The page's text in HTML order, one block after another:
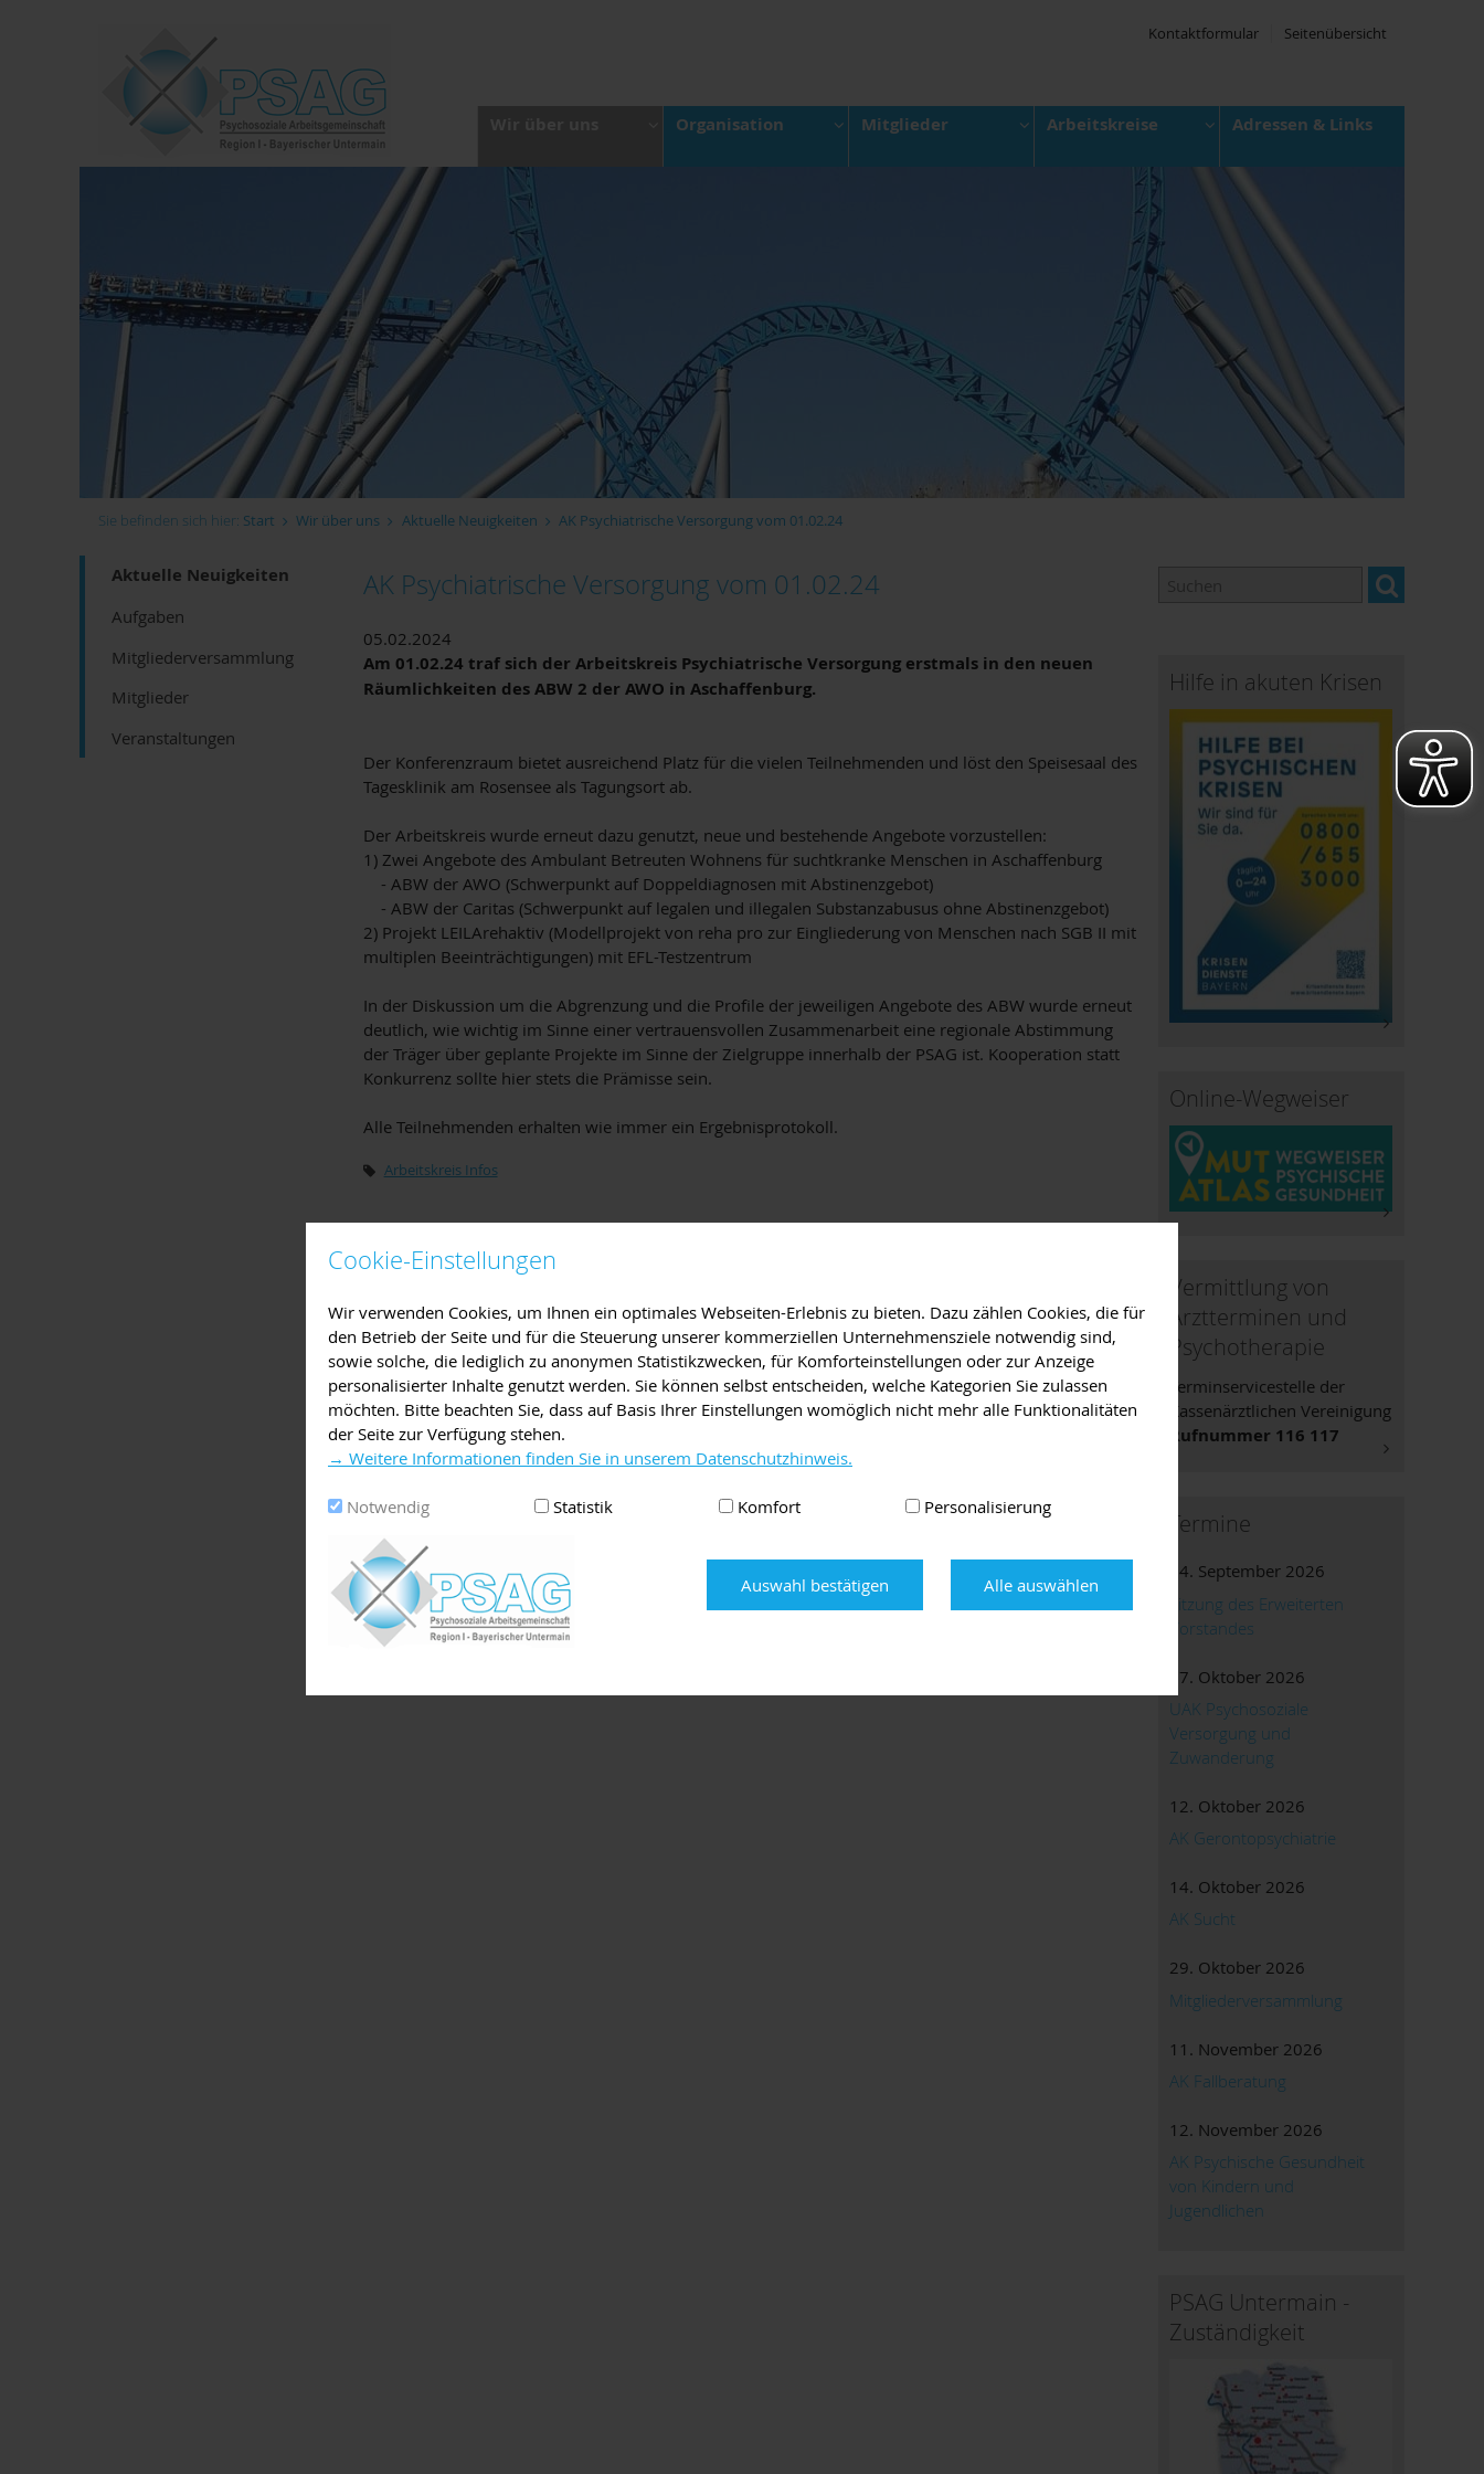
Cookie-Einstellungen
Wir verwenden Cookies, um Ihnen ein optimales Webseiten-Erlebnis zu bieten. Dazu zählen Cookies, die für
den Betrieb der Seite und für die Steuerung unserer kommerziellen Unternehmensziele notwendig sind,
sowie solche, die lediglich zu anonymen Statistikzwecken, für Komforteinstellungen oder zur Anzeige
personalisierter Inhalte genutzt werden. Sie können selbst entscheiden, welche Kategorien Sie zulassen
möchten. Bitte beachten Sie, dass auf Basis Ihrer Einstellungen womöglich nicht mehr alle Funktionalitäten
der Seite zur Verfügung stehen.
→ Weitere Informationen finden Sie in unserem Datenschutzhinweis.
Notwendig Statistik Komfort Personalisierung
Auswahl bestätigen Alle auswählen
Kontaktformular Seitenübersicht
Organisation Mitglieder Arbeitskreise Adressen & Links
Sie befinden sich hier: Start Wir über uns Aktuelle Neuigkeiten AK Psychiatrische Versorgung vom 01.02.24
Aktuelle Neuigkeiten
Aufgaben
Mitgliederversammlung
Mitglieder
Veranstaltungen
AK Psychiatrische Versorgung vom 01.02.24
05.02.2024
Am 01.02.24 traf sich der Arbeitskreis Psychiatrische Versorgung erstmals in den neuen
Räumlichkeiten des ABW 2 der AWO in Aschaffenburg.
Der Konferenzraum bietet ausreichend Platz für die vielen Teilnehmenden und löst den Speisesaal des
Tagesklinik am Rosensee als Tagungsort ab.
Der Arbeitskreis wurde erneut dazu genutzt, neue und bestehende Angebote vorzustellen:
1) Zwei Angebote des Ambulant Betreuten Wohnens für suchtkranke Menschen in Aschaffenburg
- ABW der AWO (Schwerpunkt auf Doppeldiagnosen mit Abstinenzgebot)
- ABW der Caritas (Schwerpunkt auf legalen und illegalen Substanzabusus ohne Abstinenzgebot)
2) Projekt LEILArehaktiv (Modellprojekt von reha pro zur Eingliederung von Menschen nach SGB II mit
multiplen Beeinträchtigungen) mit EFL-Testzentrum
In der Diskussion um die Abgrenzung und die Profile der jeweiligen Angebote des ABW wurde erneut
deutlich, wie wichtig im Sinne einer vertrauensvollen Zusammenarbeit eine regionale Abstimmung
der Träger über geplante Projekte im Sinne der Zielgruppe innerhalb der PSAG ist. Kooperation statt
Konkurrenz sollte hier stets die Prämisse sein.
Alle Teilnehmenden erhalten wie immer ein Ergebnisprotokoll.
Arbeitskreis Infos
Hilfe in akuten Krisen
Online-Wegweiser
Vermittlung von
Arztterminen und
Psychotherapie
Terminservicestelle der
Kassenärztlichen Vereinigung
Rufnummer 116 117
Termine
24. September 2026
Sitzung des Erweiterten
Vorstandes
07. Oktober 2026
UAK Psychosoziale
Versorgung und
Zuwanderung
12. Oktober 2026
AK Gerontopsychiatrie
14. Oktober 2026
AK Sucht
29. Oktober 2026
Mitgliederversammlung
11. November 2026
AK Fallberatung
12. November 2026
AK Psychische Gesundheit
von Kindern und
Jugendlichen
PSAG Untermain -
Zuständigkeit